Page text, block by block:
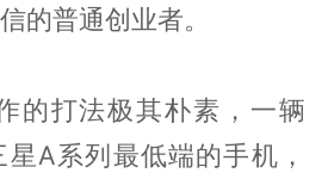
的普通创业者。
的打法极其朴素，一辆
A系列最低端的手机，